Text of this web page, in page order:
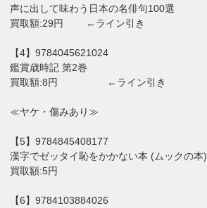
声に出して味わう日本の名俳句100選
買取額:29円 ←ライン引き
【4】9784045621024
鑑賞歳時記 第2巻
買取額:8円 ←ライン引き
≪ヤケ・傷みあり≫
【5】9784845408177
漢字でゼッタイ恥をかかない本 (ムックの本)
買取額:5円
【6】9784103884026